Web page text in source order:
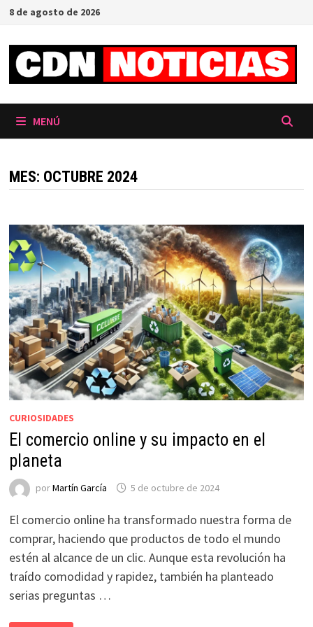
Saltar
contenido
8 de agosto de 2026
MENÚ
MES: OCTUBRE 2024
CURIOSIDADES
El comercio online y su impacto en el
planeta
porMartín García 5 de octubre de 2024
El comercio online ha transformado nuestra forma de
comprar, haciendo que productos de todo el mundo
estén al alcance de un clic. Aunque esta revolución ha
traído comodidad y rapidez, también ha planteado
serias preguntas …